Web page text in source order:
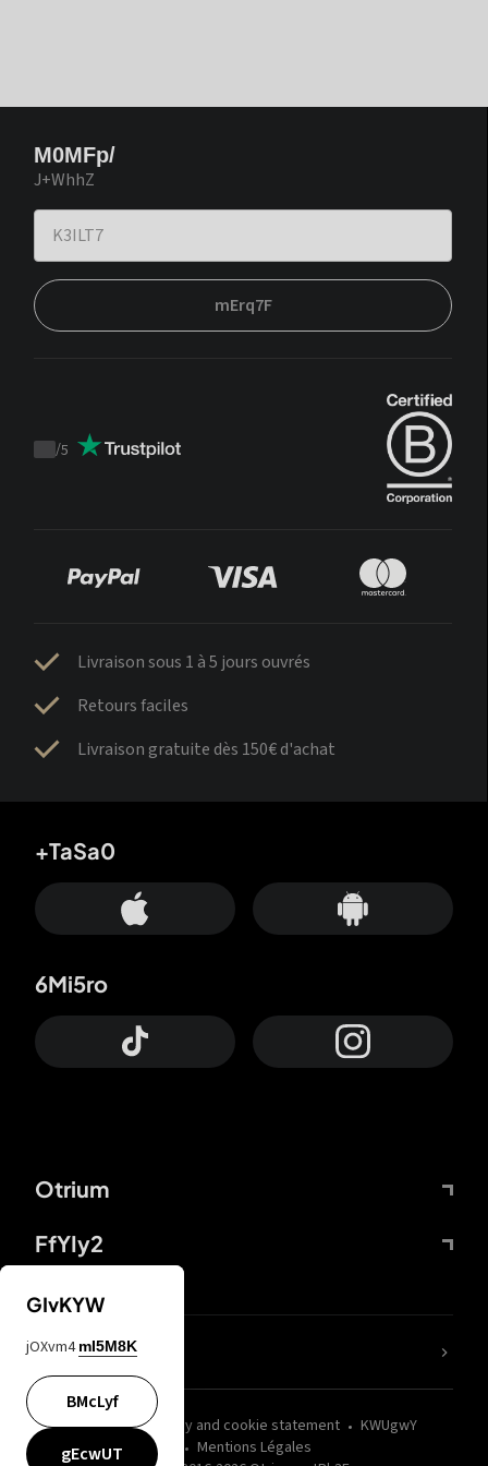
M0MFp/
J+WhhZ
mErq7F
Trustpilot
/5
Livraison sous 1 à 5 jours ouvrés
Retours faciles
Livraison gratuite dès 150€ d'achat
Otrium
FfYIy2
+TaSa0
6Mi5ro
wZQPfd Privacy and cookie statement
KWUgwY
Mentions Légales
nLC6tu
GIvKYW
jOXvm4 mI5M8K
BMcLyf
gEcwUT